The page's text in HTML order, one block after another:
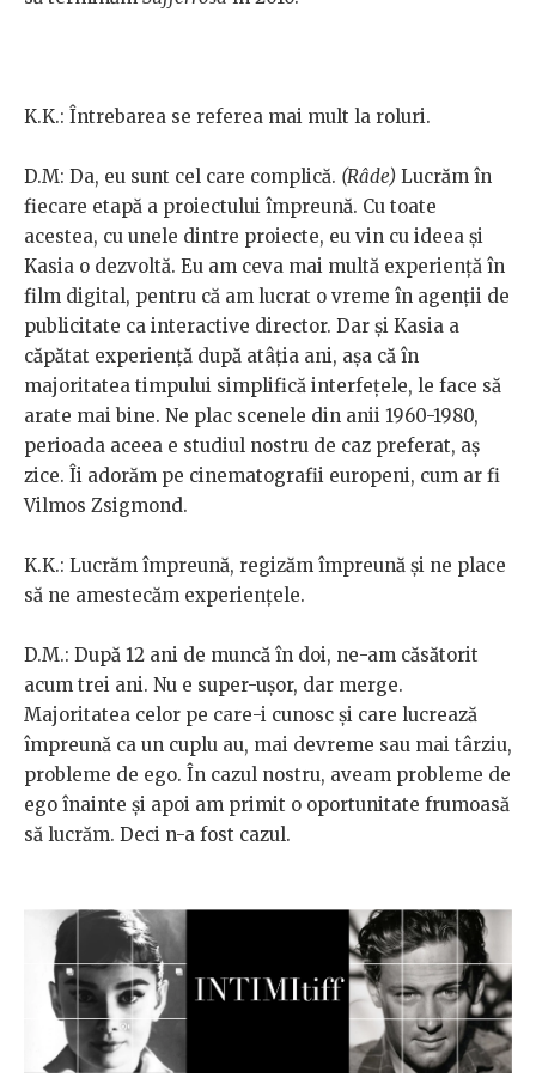
K.K.: Întrebarea se referea mai mult la roluri.
D.M: Da, eu sunt cel care complică. (Râde) Lucrăm în
fiecare etapă a proiectului împreună. Cu toate
acestea, cu unele dintre proiecte, eu vin cu ideea și
Kasia o dezvoltă. Eu am ceva mai multă experiență în
film digital, pentru că am lucrat o vreme în agenții de
publicitate ca interactive director. Dar și Kasia a
căpătat experiență după atâția ani, așa că în
majoritatea timpului simplifică interfețele, le face să
arate mai bine. Ne plac scenele din anii 1960-1980,
perioada aceea e studiul nostru de caz preferat, aș
zice. Îi adorăm pe cinematografii europeni, cum ar fi
Vilmos Zsigmond.
K.K.: Lucrăm împreună, regizăm împreună și ne place
să ne amestecăm experiențele.
D.M.: După 12 ani de muncă în doi, ne-am căsătorit
acum trei ani. Nu e super-ușor, dar merge.
Majoritatea celor pe care-i cunosc și care lucrează
împreună ca un cuplu au, mai devreme sau mai târziu,
probleme de ego. În cazul nostru, aveam probleme de
ego înainte și apoi am primit o oportunitate frumoasă
să lucrăm. Deci n-a fost cazul.